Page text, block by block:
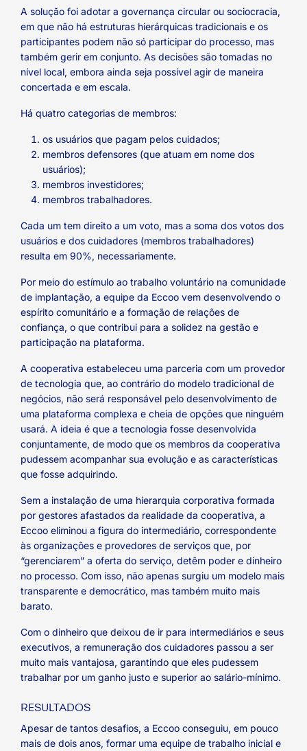
A solução foi adotar a governança circular ou sociocracia,
em que não há estruturas hierárquicas tradicionais e os
participantes podem não só participar do processo, mas
também gerir em conjunto. As decisões são tomadas no
nível local, embora ainda seja possível agir de maneira
concertada e em escala.
Há quatro categorias de membros:
os usuários que pagam pelos cuidados;
membros defensores (que atuam em nome dos
usuários);
membros investidores;
membros trabalhadores.
Cada um tem direito a um voto, mas a soma dos votos dos
usuários e dos cuidadores (membros trabalhadores)
resulta em 90%, necessariamente.
Por meio do estímulo ao trabalho voluntário na comunidade
de implantação, a equipe da Eccoo vem desenvolvendo o
espírito comunitário e a formação de relações de
confiança, o que contribui para a solidez na gestão e
participação na plataforma.
A cooperativa estabeleceu uma parceria com um provedor
de tecnologia que, ao contrário do modelo tradicional de
negócios, não será responsável pelo desenvolvimento de
uma plataforma complexa e cheia de opções que ninguém
usará. A ideia é que a tecnologia fosse desenvolvida
conjuntamente, de modo que os membros da cooperativa
pudessem acompanhar sua evolução e as características
que fosse adquirindo.
Sem a instalação de uma hierarquia corporativa formada
por gestores afastados da realidade da cooperativa, a
Eccoo eliminou a figura do intermediário, correspondente
às organizações e provedores de serviços que, por
“gerenciarem” a oferta do serviço, detêm poder e dinheiro
no processo. Com isso, não apenas surgiu um modelo mais
transparente e democrático, mas também muito mais
barato.
Com o dinheiro que deixou de ir para intermediários e seus
executivos, a remuneração dos cuidadores passou a ser
muito mais vantajosa, garantindo que eles pudessem
trabalhar por um ganho justo e superior ao salário-mínimo.
RESULTADOS
Apesar de tantos desafios, a Eccoo conseguiu, em pouco
mais de dois anos, formar uma equipe de trabalho inicial e